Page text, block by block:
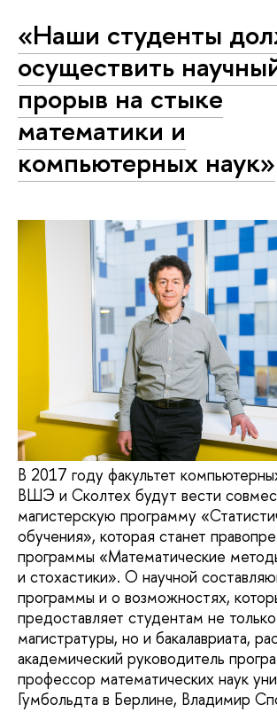
«Наши студенты
осуществить
прорыв на стыке
математики и
компьютерных наук»
В 2017 году факультет
ВШЭ и Сколтех будут вести
магистерскую программу
обучения», которая станет
программы «Математические
и стохастики». О научной
программы и о возможностях,
предоставляет студентам не только
магистратуры, но и бакалавриата,
академический руководитель
профессор математических наук
Гумбольдта в Берлине, Владимир